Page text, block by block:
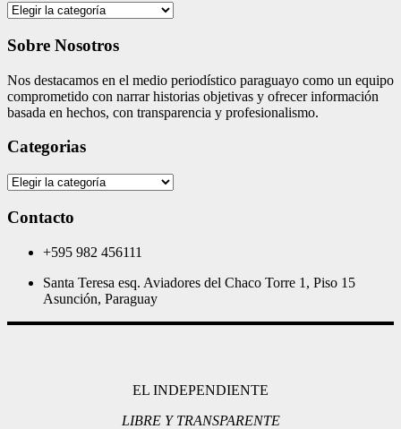
Categories
Sobre Nosotros
Nos destacamos en el medio periodístico paraguayo como un equipo
comprometido con narrar historias objetivas y ofrecer información
basada en hechos, con transparencia y profesionalismo.
Categorias
Categorias
Contacto
+595 982 456111
Santa Teresa esq. Aviadores del Chaco Torre 1, Piso 15
Asunción, Paraguay
EL INDEPENDIENTE
LIBRE Y TRANSPARENTE